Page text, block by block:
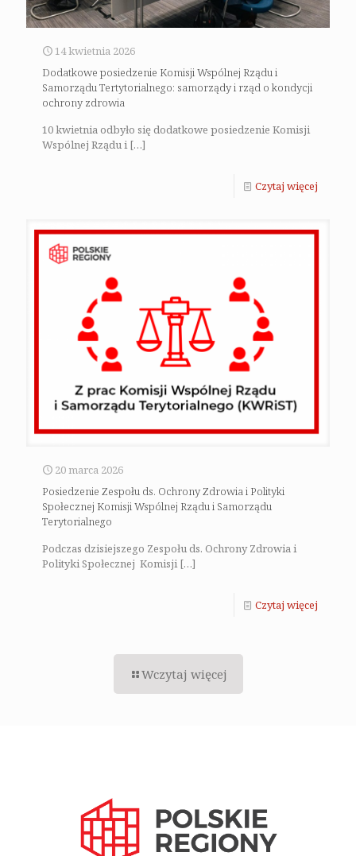
14 kwietnia 2026
Dodatkowe posiedzenie Komisji Wspólnej Rządu i
Samorządu Tertytorialnego: samorządy i rząd o kondycji
ochrony zdrowia
10 kwietnia odbyło się dodatkowe posiedzenie Komisji
Wspólnej Rządu i […]
Czytaj więcej
20 marca 2026
Posiedzenie Zespołu ds. Ochrony Zdrowia i Polityki
Społecznej Komisji Wspólnej Rządu i Samorządu
Terytorialnego
Podczas dzisiejszego Zespołu ds. Ochrony Zdrowia i
Polityki Społecznej Komisji[…]
Czytaj więcej
Wczytaj więcej